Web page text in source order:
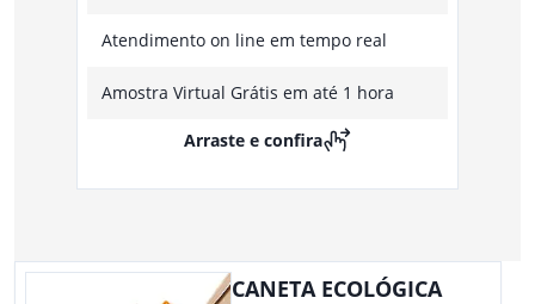
Atendimento on line em tempo real
Amostra Virtual Grátis em até 1 hora
Arraste e confira
CANETA ECOLÓGICA